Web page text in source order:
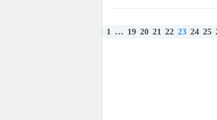
1 … 19 20 21 22 23 24 25